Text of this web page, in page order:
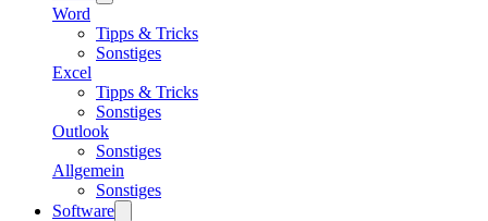
Word
Tipps & Tricks
Sonstiges
Excel
Tipps & Tricks
Sonstiges
Outlook
Sonstiges
Allgemein
Sonstiges
Software